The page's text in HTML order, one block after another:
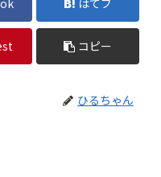
はてブ
コピー
ひるちゃん